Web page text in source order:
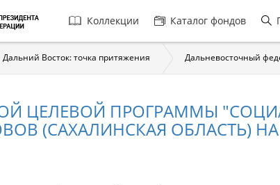
Главная
навигация
Коллекции Каталог фондов
Дальний Восток: точка притяжения Дальневосточный
ЦЕЛЕВОЙ ПРОГРАММЫ
(САХАЛИНСКАЯ ОБЛАСТЬ) НА